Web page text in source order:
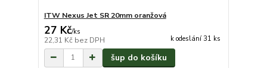
ITW Nexus Jet SR 20mm oranžová
27 Kč/ks
22,31 Kč bez DPH k odeslání 31 ks
šup do košíku